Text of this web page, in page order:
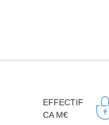
EFFECTIF
CA M€